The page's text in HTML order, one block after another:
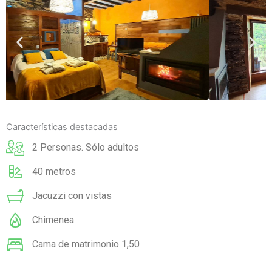
Características destacadas
2 Personas. Sólo adultos
40 metros
Jacuzzi con vistas
Chimenea
Cama de matrimonio 1,50